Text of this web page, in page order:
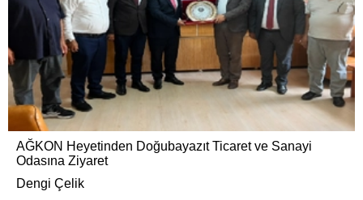
AĞKON Heyetinden Doğubayazıt Ticaret ve Sanayi
Odasına Ziyaret
Dengi Çelik